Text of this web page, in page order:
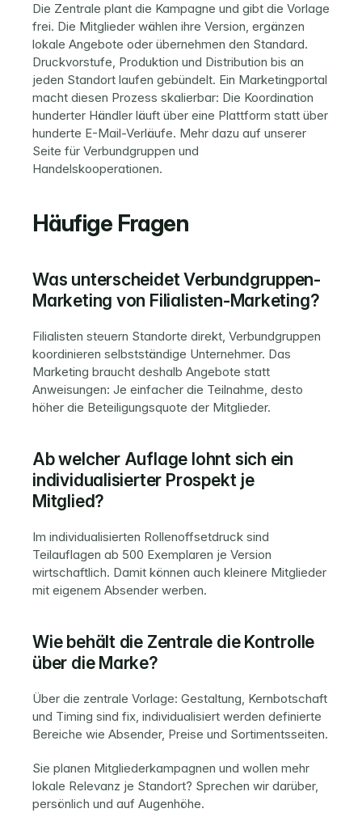
Die Zentrale plant die Kampagne und gibt die Vorlage
frei. Die Mitglieder wählen ihre Version, ergänzen
lokale Angebote oder übernehmen den Standard.
Druckvorstufe, Produktion und Distribution bis an
jeden Standort laufen gebündelt. Ein Marketingportal
macht diesen Prozess skalierbar: Die Koordination
hunderter Händler läuft über eine Plattform statt über
hunderte E-Mail-Verläufe. Mehr dazu auf unserer
Seite für Verbundgruppen und
Handelskooperationen.
Häufige Fragen
Was unterscheidet Verbundgruppen-
Marketing von Filialisten-Marketing?
Filialisten steuern Standorte direkt, Verbundgruppen
koordinieren selbstständige Unternehmer. Das
Marketing braucht deshalb Angebote statt
Anweisungen: Je einfacher die Teilnahme, desto
höher die Beteiligungsquote der Mitglieder.
Ab welcher Auflage lohnt sich ein
individualisierter Prospekt je
Mitglied?
Im individualisierten Rollenoffsetdruck sind
Teilauflagen ab 500 Exemplaren je Version
wirtschaftlich. Damit können auch kleinere Mitglieder
mit eigenem Absender werben.
Wie behält die Zentrale die Kontrolle
über die Marke?
Über die zentrale Vorlage: Gestaltung, Kernbotschaft
und Timing sind fix, individualisiert werden definierte
Bereiche wie Absender, Preise und Sortimentsseiten.
Sie planen Mitgliederkampagnen und wollen mehr
lokale Relevanz je Standort? Sprechen wir darüber,
persönlich und auf Augenhöhe.